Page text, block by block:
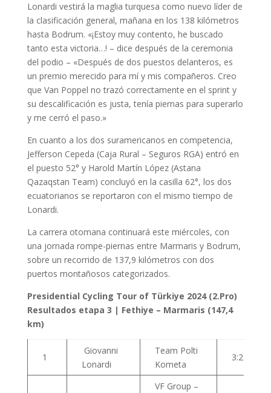
Lonardi vestirá la maglia turquesa como nuevo líder de
la clasificación general, mañana en los 138 kilómetros
hasta Bodrum. «¡Estoy muy contento, he buscado
tanto esta victoria…! – dice después de la ceremonia
del podio – «Después de dos puestos delanteros, es
un premio merecido para mí y mis compañeros. Creo
que Van Poppel no trazó correctamente en el sprint y
su descalificación es justa, tenía piernas para superarlo
y me cerró el paso.»
En cuanto a los dos suramericanos en competencia,
Jefferson Cepeda (Caja Rural – Seguros RGA) entró en
el puesto 52° y Harold Martín López (Astana
Qazaqstan Team) concluyó en la casilla 62°, los dos
ecuatorianos se reportaron con el mismo tiempo de
Lonardi.
La carrera otomana continuará este miércoles, con
una jornada rompe-piernas entre Marmaris y Bodrum,
sobre un recorrido de 137,9 kilómetros con dos
puertos montañosos categorizados.
Presidential Cycling Tour of Türkiye 2024 (2.Pro)
Resultados etapa 3 | Fethiye – Marmaris (147,4
km)
1
Giovanni
Lonardi
Team Polti
Kometa
3:24:57
VF Group –